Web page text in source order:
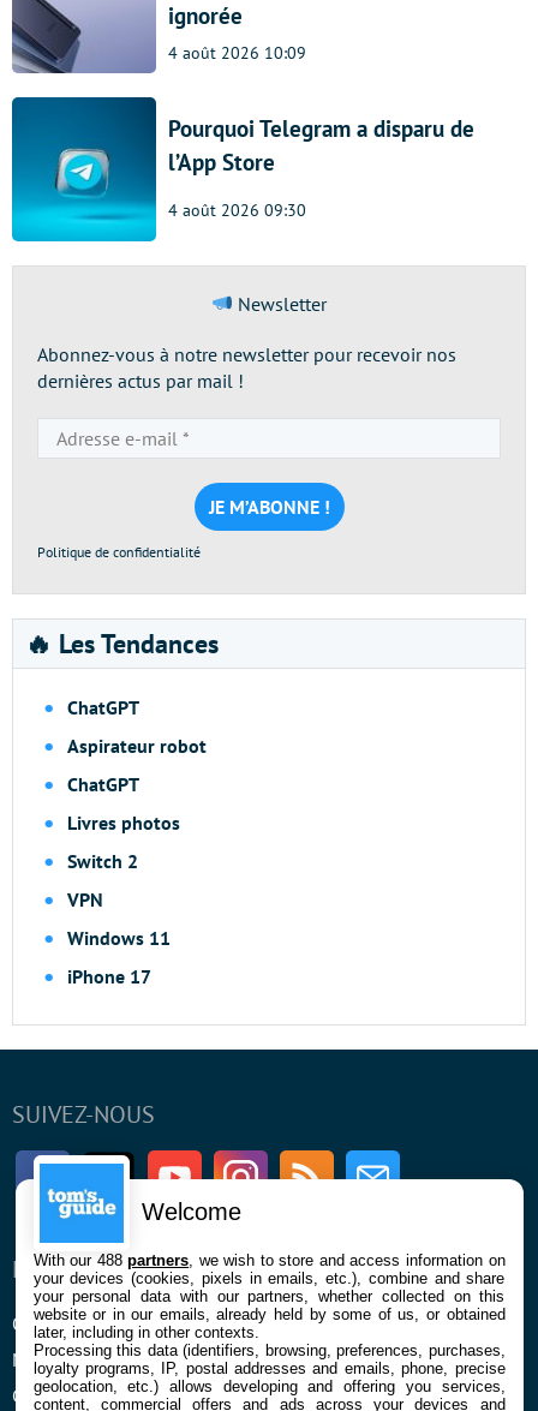
ignorée
4 août 2026 10:09
Pourquoi Telegram a disparu de
l’App Store
4 août 2026 09:30
Newsletter
Abonnez-vous à notre newsletter pour recevoir nos
dernières actus par mail !
e-
mail
*
Politique de confidentialité
🔥 Les Tendances
ChatGPT
Aspirateur robot
ChatGPT
Livres photos
Switch 2
VPN
Windows 11
iPhone 17
SUIVEZ-NOUS
FacebookTwitter Youtube InstagramRSS Newsletter
ENTREPRISE
Qui sommes nous
Mentions légales et CGU
Confidentialité et Cookies
À PROPOS
La rédaction
Contact
Welcome
With our 488partners , we wish to store and access information on
your devices (cookies, pixels in emails, etc.), combine and share
your personal data with our partners, whether collected on this
website or in our emails, already held by some of us, or obtained
later, including in other contexts.
Processing this data (identifiers, browsing, preferences, purchases,
loyalty programs, IP, postal addresses and emails, phone, precise
geolocation, etc.) allows developing and offering you services,
content, commercial offers and ads across your devices and